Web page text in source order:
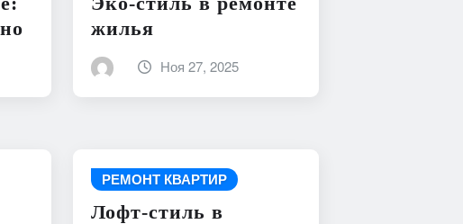
жилья
Ноя 27, 2025
РЕМОНТ КВАРТИР
Лофт-стиль в